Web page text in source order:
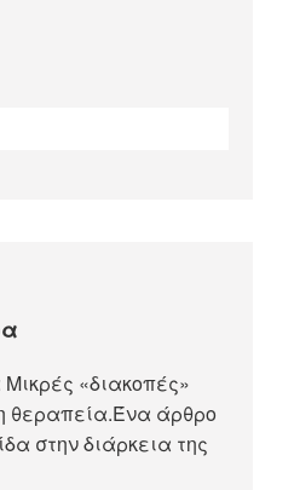
«διακοπές»
θεραπεία.Ένα άρθρο
στην διάρκεια της